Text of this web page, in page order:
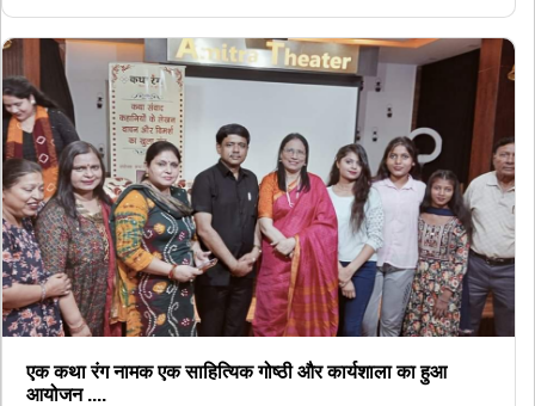
एक कथा रंग नामक एक साहित्यिक गोष्ठी और कार्यशाला का हुआ
आयोजन ....